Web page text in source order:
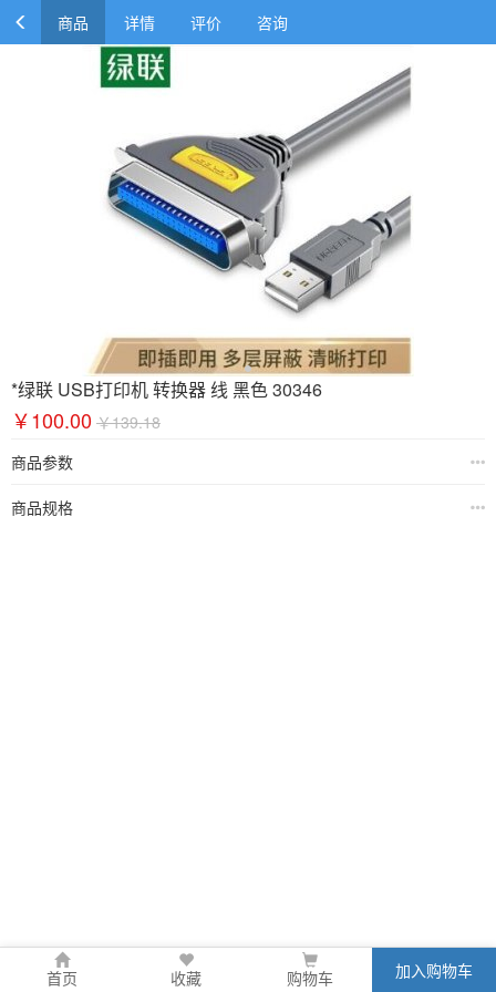
商品 详情 评价 咨询
*绿联 USB打印机 转换器 线 黑色 30346
￥100.00 ￥139.18
商品参数
商品规格
首页 收藏 购物车 加入购物车